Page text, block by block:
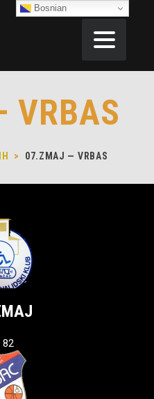
> 07.ZMAJ — VRBAS
82
Bosnian